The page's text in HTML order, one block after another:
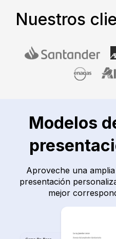
Nuestros
Modelos
Aproveche una
presentación
mejor